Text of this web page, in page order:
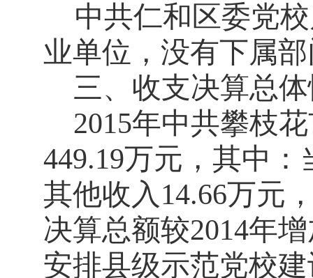
中共仁和区委党
业单位，没有下属
三、收支决算总
2015年中共攀枝
449.19万元，其中：
其他收入14.66万元
决算总额较2014年
安排县级示范党校